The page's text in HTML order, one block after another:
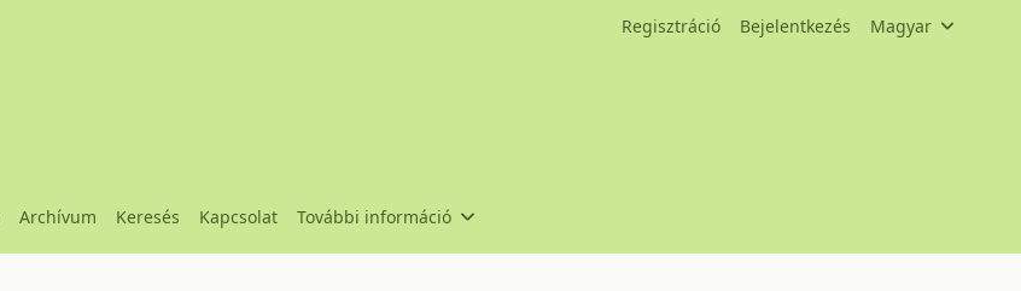
Regisztráció Bejelentkezés Magyar
Archívum Keresés Kapcsolat További információ